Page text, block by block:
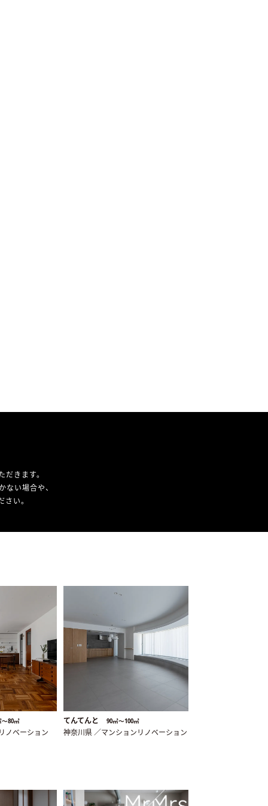
きます。
い場合や、
い。
〜80㎡
ノベーション
てんてんと 90㎡〜100㎡
神奈川県 ／マンションリノベーション